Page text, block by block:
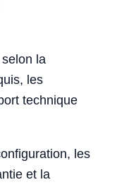
la
les
technique
les
et la